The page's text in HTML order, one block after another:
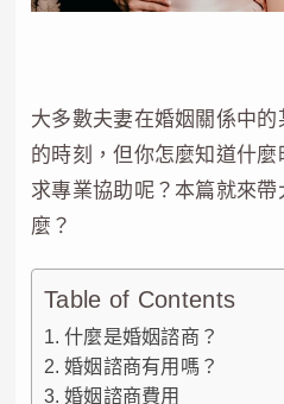
大多數夫妻在婚姻關係中
的時刻，但你怎麼知道什
求專業協助呢？本篇就來
麼？
Table of Contents
什麼是婚姻諮商？
婚姻諮商有用嗎？
婚姻諮商費用